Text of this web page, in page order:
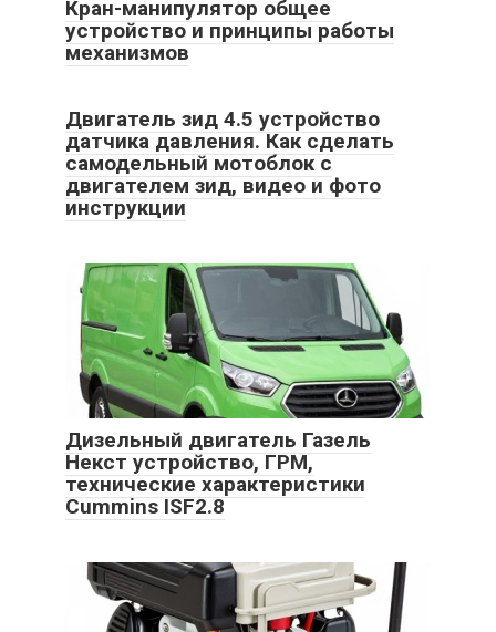
Кран-манипулятор общее
устройство и принципы работы
механизмов
Двигатель зид 4.5 устройство
датчика давления. Как сделать
самодельный мотоблок с
двигателем зид, видео и фото
инструкции
Дизельный двигатель Газель
Некст устройство, ГРМ,
технические характеристики
Cummins ISF2.8